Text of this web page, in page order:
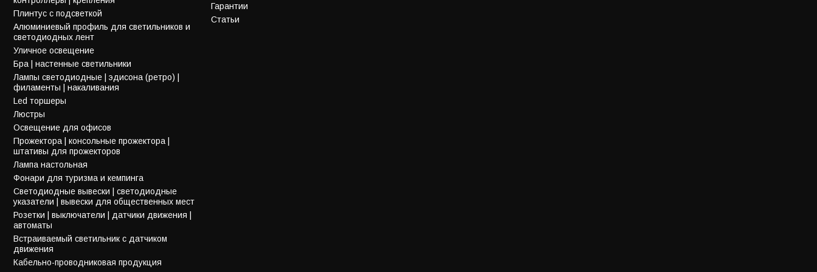
Плинтус с подсветкой
Алюминиевый профиль для светильников и
светодиодных лент
Уличное освещение
Бра | настенные светильники
Лампы светодиодные | эдисона (ретро) |
филаменты | накаливания
Led торшеры
Люстры
Освещение для офисов
Прожектора | консольные прожектора |
штативы для прожекторов
Лампа настольная
Фонари для туризма и кемпинга
Светодиодные вывески | светодиодные
указатели | вывески для общественных мест
Розетки | выключатели | датчики движения |
автоматы
Встраиваемый светильник с датчиком
движения
Кабельно-проводниковая продукция
Гарантии
Статьи